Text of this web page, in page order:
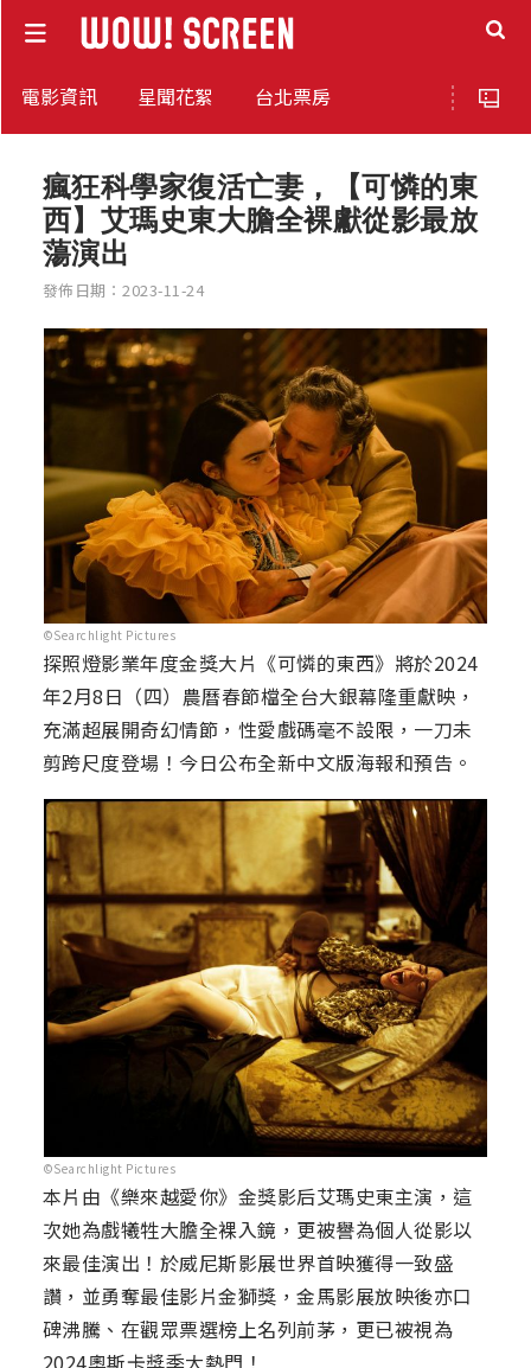
電影資訊 星聞花絮 台北票房
瘋狂科學家復活亡妻，【可憐的東
西】艾瑪史東大膽全裸獻從影最放
蕩演出
發佈日期：2023-11-24
©Searchlight Pictures
探照燈影業年度金獎大片《可憐的東西》將於2024
年2月8日（四）農曆春節檔全台大銀幕隆重獻映，
充滿超展開奇幻情節，性愛戲碼毫不設限，一刀未
剪跨尺度登場！今日公布全新中文版海報和預告。
©Searchlight Pictures
本片由《樂來越愛你》金獎影后艾瑪史東主演，這
次她為戲犧牲大膽全裸入鏡，更被譽為個人從影以
來最佳演出！於威尼斯影展世界首映獲得一致盛
讚，並勇奪最佳影片金獅獎，金馬影展放映後亦口
碑沸騰、在觀眾票選榜上名列前茅，更已被視為
2024奧斯卡獎季大熱門！